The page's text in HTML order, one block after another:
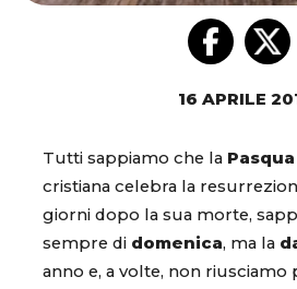
16 APRILE
Tutti sappiamo che la Pasqua
cristiana celebra la
giorni dopo la sua morte,
sempre di domenica, ma la
anno e, a volte, non riusciamo